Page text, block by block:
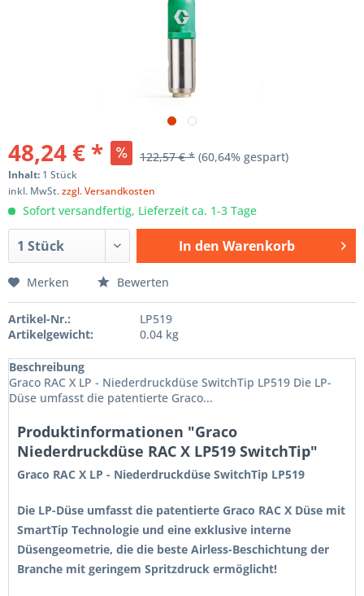
48,24 € * 122,57 € * (60,64% gespart)
Inhalt: 1 Stück
inkl. MwSt.zzgl. Versandkosten
Sofort versandfertig, Lieferzeit ca. 1-3 Tage
In den Warenkorb
Merken Bewerten
Artikel-Nr.:
LP519
Artikelgewicht:
0.04 kg
Beschreibung
Graco RAC X LP - Niederdruckdüse SwitchTip LP519 Die LP-
Düse umfasst die patentierte Graco...
Produktinformationen "Graco
Niederdruckdüse RAC X LP519 SwitchTip"
Graco RAC X LP - Niederdruckdüse SwitchTip LP519
Die LP-Düse umfasst die patentierte Graco RAC X Düse mit
SmartTip Technologie und eine exklusive interne
Düsengeometrie, die die beste Airless-Beschichtung der
Branche mit geringem Spritzdruck ermöglicht!